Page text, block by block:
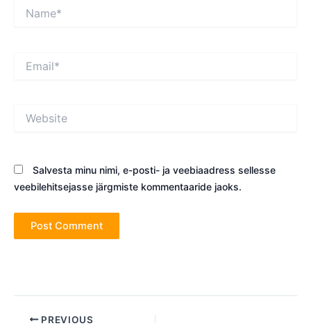
Salvesta minu nimi, e-posti- ja veebiaadress sellesse
veebilehitsejasse järgmiste kommentaaride jaoks.
Post PREVIOUS